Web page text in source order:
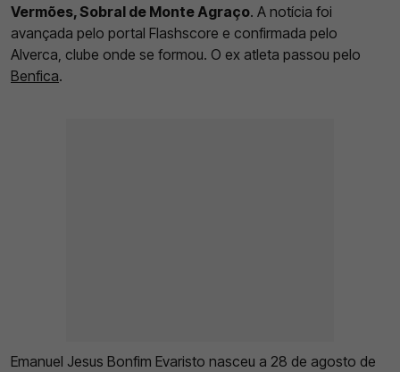
Vermões, Sobral de Monte Agraço. A notícia foi
avançada pelo portal Flashscore e confirmada pelo
Alverca, clube onde se formou. O ex atleta passou pelo
Benfica.
Emanuel Jesus Bonfim Evaristo nasceu a 28 de agosto de